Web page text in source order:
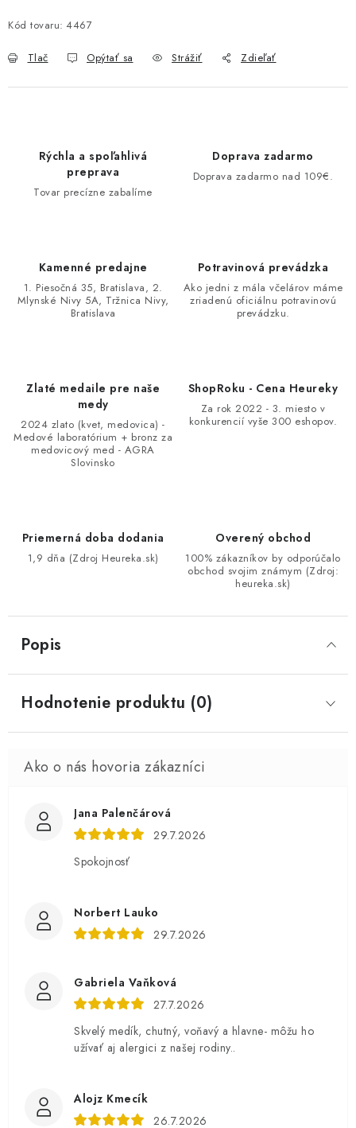
Kód tovaru: 4467
Tlač Opýtať sa Strážiť Zdieľať
Rýchla a spoľahlivá
preprava
Tovar precízne zabalíme
Doprava zadarmo
Doprava zadarmo nad 109€.
Kamenné predajne
1. Piesočná 35, Bratislava, 2.
Mlynské Nivy 5A, Tržnica Nivy,
Bratislava
Potravinová prevádzka
Ako jedni z mála včelárov máme
zriadenú oficiálnu potravinovú
prevádzku.
Zlaté medaile pre naše
medy
2024 zlato (kvet, medovica) -
Medové laboratórium + bronz za
medovicový med - AGRA
Slovinsko
ShopRoku - Cena Heureky
Za rok 2022 - 3. miesto v
konkurencií vyše 300 eshopov.
Priemerná doba dodania
1,9 dňa (Zdroj Heureka.sk)
Overený obchod
100% zákazníkov by odporúčalo
obchod svojim známym (Zdroj:
heureka.sk)
Popis
Hodnotenie produktu (0)
Jana Palenčárová
29.7.2026
Spokojnosť
Norbert Lauko
29.7.2026
Gabriela Vaňková
27.7.2026
Skvelý medík, chutný, voňavý a hlavne- môžu ho
užívať aj alergici z našej rodiny..
Alojz Kmecík
26.7.2026